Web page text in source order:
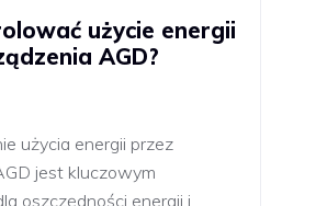
użycie energii
AGD?
użycia energii przez
jest kluczowym
oszczędności energii i